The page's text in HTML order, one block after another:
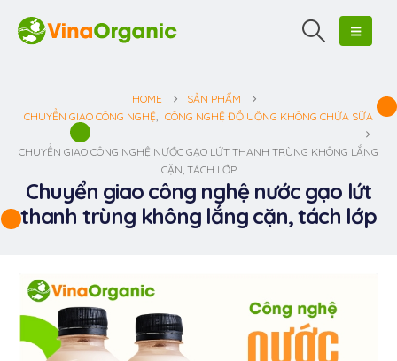
HOME
SẢN PHẨM
CHUYỂN GIAO CÔNG NGHỆ, CÔNG NGHỆ ĐỒ UỐNG KHÔNG CHỨA SỮA
CHUYỂN GIAO CÔNG NGHỆ NƯỚC GẠO LỨT THANH TRÙNG KHÔNG LẮNG
CẶN, TÁCH LỚP
Chuyển giao công nghệ nước gạo lứt
thanh trùng không lắng cặn, tách lớp